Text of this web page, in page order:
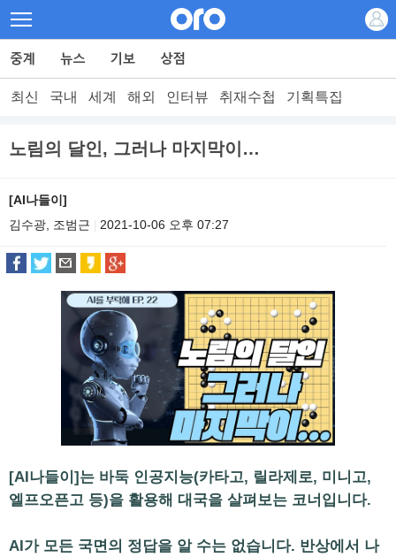
최신 국내 세계 해외 인터뷰 취재수첩 기획특집
노림의 달인, 그러나 마지막이…
[AI나들이]
김수광, 조범근
2021-10-06 오후 07:27
[AI나들이]는 바둑 인공지능(카타고, 릴라제로, 미니고,
엘프오픈고 등)을 활용해 대국을 살펴보는 코너입니다.
AI가 모든 국면의 정답을 알 수는 없습니다. 반상에서 나